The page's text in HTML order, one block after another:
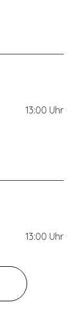
13:00 Uhr
13:00 Uhr